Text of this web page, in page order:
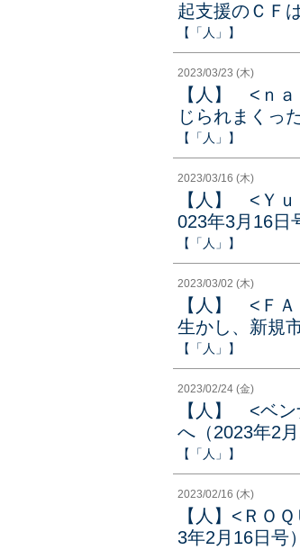
起支援のＣＦ
【「人」】
2023/03/23 (木)
【人】 <ｎ
じられまくっ
【「人」】
2023/03/16 (木)
【人】 <Ｙ
023年3月16日
【「人」】
2023/03/02 (木)
【人】 <Ｆ
生かし、新規
【「人」】
2023/02/24 (金)
【人】 <ベ
へ（2023年2月
【「人」】
2023/02/16 (木)
【人】<ＲＯ
3年2月16日号）